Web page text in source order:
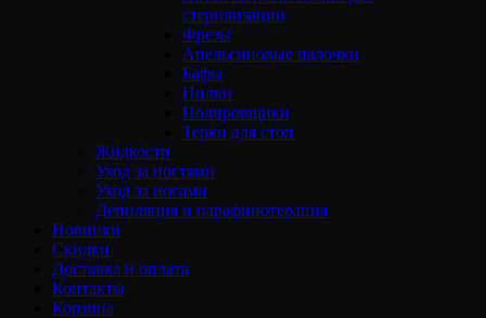
стерилизации
Фрезы
Апельсиновые палочки
Бафы
Пилки
Полировщики
Терки для стоп
Жидкости
Уход за ногтями
Уход за ногами
Депиляция и парафинотерапия
Новинки
Скидки
Доставка и оплата
Контакты
Корзина